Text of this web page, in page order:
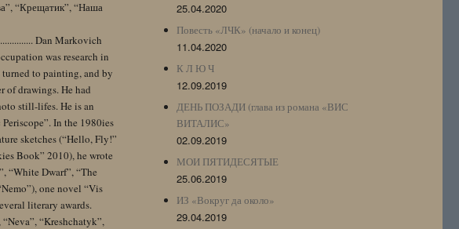
“Крещатик”, “Наша
Dan Markovich
was research in
to painting, and by
of drawings. He had
still-lifes. He is an
In the 1980ies
sketches (“Hello, Fly!”
Book” 2010), he wrote
“White Dwarf”, “The
one novel “Vis
literary awards.
“Kreshchatyk”,
25.04.2020
Повесть «ЛЧК» (начало и конец)
11.04.2020
К Л Ю Ч
12.09.2019
ДЕНЬ ПОЗАДИ (глава из романа «ВИС
ВИТАЛИС»
02.09.2019
МОИ ПЯТИДЕСЯТЫЕ
25.06.2019
ИЗ «Вокруг да около»
29.04.2019